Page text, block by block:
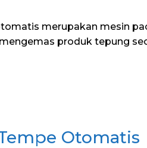
merupakan mesin
produk tepung
Otomatis